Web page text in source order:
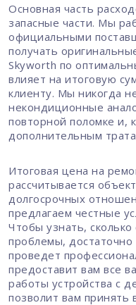
Основная часть
запасные части. Мы
официальными
получать
Skyworth по
влияет на итоговую
клиенту. Мы никогда
некондиционные
повторной поломке и,
дополнительным
Итоговая цена на
рассчитывается
долгосрочных
предлагаем честные
Чтобы узнать,
проблемы,
проведет
предоставит вам все
работы устройства с
позволит вам